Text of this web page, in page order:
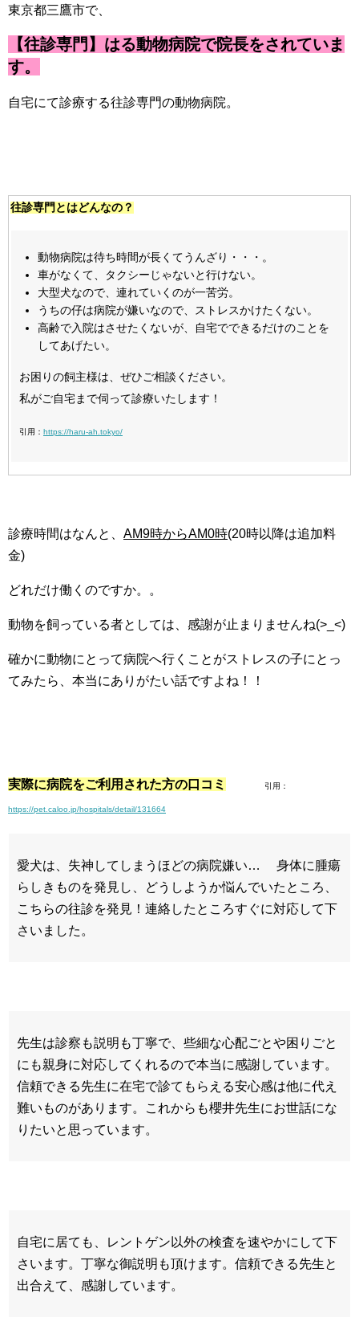
東京都三鷹市で、
【往診専門】はる動物病院で院長をされていま
す。
自宅にて診療する往診専門の動物病院。
往診専門とはどんなの？
動物病院は待ち時間が長くてうんざり・・・。
車がなくて、タクシーじゃないと行けない。
大型犬なので、連れていくのが一苦労。
うちの仔は病院が嫌いなので、ストレスかけたくない。
高齢で入院はさせたくないが、自宅でできるだけのことを
してあげたい。
お困りの飼主様は、ぜひご相談ください。
私がご自宅まで伺って診療いたします！
引用： https://haru-ah.tokyo/
診療時間はなんと、 AM9時からAM0時(20時以降は追加料
金)
どれだけ働くのですか。。
動物を飼っている者としては、感謝が止まりませんね(>_<)
確かに動物にとって病院へ行くことがストレスの子にとっ
てみたら、本当にありがたい話ですよね！！
実際に病院をご利用された方の口コミ 引用：
https://pet.caloo.jp/hospitals/detail/131664
愛犬は、失神してしまうほどの病院嫌い… 身体に腫瘍
らしきものを発見し、どうしようか悩んでいたところ、
こちらの往診を発見！連絡したところすぐに対応して下
さいました。
先生は診察も説明も丁寧で、些細な心配ごとや困りごと
にも親身に対応してくれるので本当に感謝しています。
信頼できる先生に在宅で診てもらえる安心感は他に代え
難いものがあります。これからも櫻井先生にお世話にな
りたいと思っています。
自宅に居ても、レントゲン以外の検査を速やかにして下
さいます。丁寧な御説明も頂けます。信頼できる先生と
出合えて、感謝しています。